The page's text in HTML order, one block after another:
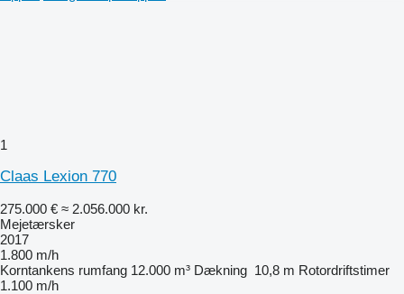
1
Claas Lexion 770
275.000 € ≈ 2.056.000 kr.
Mejetærsker
2017
1.800 m/h
Korntankens rumfang 12.000 m³ Dækning 10,8 m Rotordriftstimer
1.100 m/h